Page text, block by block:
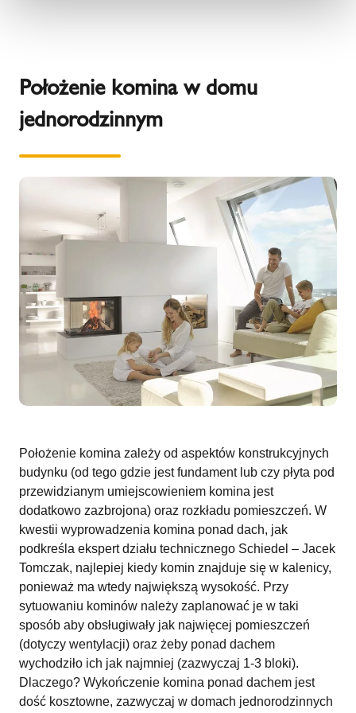
Położenie komina w domu
jednorodzinnym
Położenie komina zależy od aspektów konstrukcyjnych
budynku (od tego gdzie jest fundament lub czy płyta pod
przewidzianym umiejscowieniem komina jest
dodatkowo zazbrojona) oraz rozkładu pomieszczeń. W
kwestii wyprowadzenia komina ponad dach, jak
podkreśla ekspert działu technicznego Schiedel – Jacek
Tomczak, najlepiej kiedy komin znajduje się w kalenicy,
ponieważ ma wtedy największą wysokość. Przy
sytuowaniu kominów należy zaplanować je w taki
sposób aby obsługiwały jak najwięcej pomieszczeń
(dotyczy wentylacji) oraz żeby ponad dachem
wychodziło ich jak najmniej (zazwyczaj 1-3 bloki).
Dlaczego? Wykończenie komina ponad dachem jest
dość kosztowne, zazwyczaj w domach jednorodzinnych